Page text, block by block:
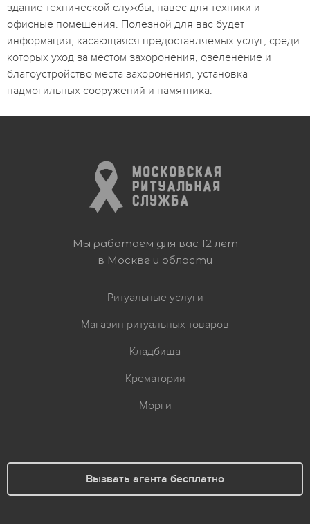
здание технической службы, навес для техники и
офисные помещения. Полезной для вас будет
информация, касающаяся предоставляемых услуг, среди
которых уход за местом захоронения, озеленение и
благоустройство места захоронения, установка
надмогильных сооружений и памятника.
Мы работаем для вас 12 лет
в Москве и области
Ритуальные услуги
Магазин ритуальных товаров
Кладбища
Крематории
Морги
Вызвать агента бесплатно